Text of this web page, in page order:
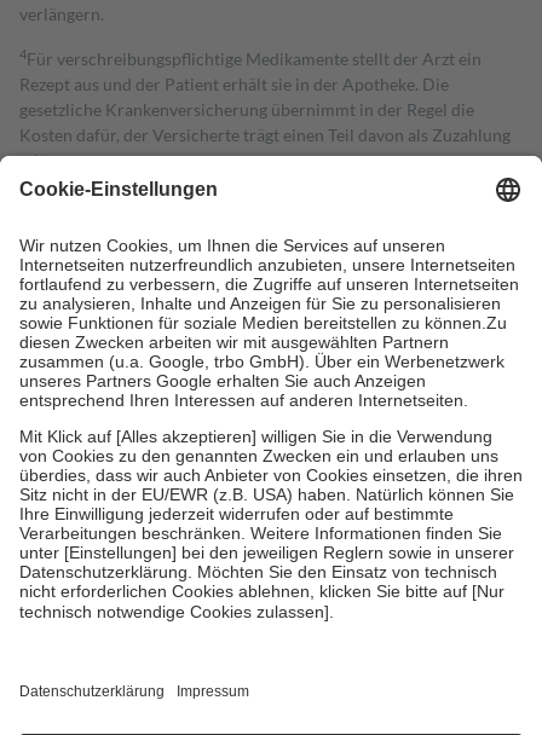
verlängern.
4Für verschreibungspflichtige Medikamente stellt der Arzt ein
Rezept aus und der Patient erhält sie in der Apotheke. Die
gesetzliche Krankenversicherung übernimmt in der Regel die
Kosten dafür, der Versicherte trägt einen Teil davon als Zuzahlung
mit.
Grundsätzlich leisten Mitglieder Zuzahlungen in Höhe von zehn
höchstens zehn Euro.
Es sind jedoch nie mehr als die tatsächlichen
Kosten der Leistung zu entrichten.
Diese Regeln gelten grundsätzlich auch für Online-Apotheken.
Bei Heilmitteln und häuslicher Krankenpflege beträgt die
Zuzahlung zehn Prozent der Kosten sowie zehn Euro je
Verordnung.
Um das Engagement der Versicherten für ihre eigene Gesundheit zu
stärken und die besondere Stellung der Familie zu unterstützen,
fallenkeine Zuzahlungenan bei:
• Kindern und Jugendlichen bis zum vollendeten 18. Lebensjahr
mit Ausnahme der Fahrkosten
• Untersuchungen zur Vorsorge und Früherkennung, die von der
GKV getragen werden
• empfohlenen Schutzimpfungen
• Harn- und Blutteststreifen
getroffen, um sicherzustellen, dass es sich um echte Bewertungen